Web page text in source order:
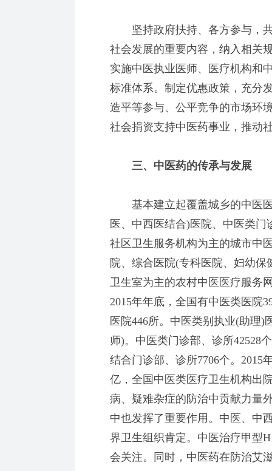
坚持政府扶持、各方参与，共
社会发展的重要内容，纳入相关
实施中医执业医师、医疗机构和
标准体系。制定优惠政策，充分
造平等参与、公平竞争的市场环
社会捐资支持中医药事业，推动
三、中医药的传承与发展
基本建立起覆盖城乡的中医医
医、中西医结合)医院、中医类
社区卫生服务机构为主的城市中
院、综合医院(专科医院、妇幼
卫生室为主的农村中医医疗服务
2015年年底，全国有中医类医院
医院446所。中医类别执业(助理)
师)。中医类门诊部、诊所42528
结合门诊部、诊所7706个。2015
亿，全国中医类医疗卫生机构出
病、疑难杂症的防治中贡献力量
中也发挥了重要作用。中医、中
界卫生组织肯定。中医治疗甲型
会关注。同时，中医药在防治艾